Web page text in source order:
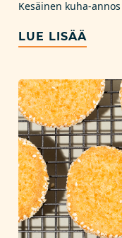
Kesäinen kuha-
LUE LISÄÄ